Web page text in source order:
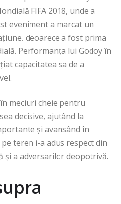
FIFA 2018, unde a
eveniment a marcat un
deoarece a fost prima
Performanța lui Godoy în
capacitatea sa de a
meciuri cheie pentru
decisive, ajutând la
și avansând în
teren i-a adus respect din
și a adversarilor deopotrivă.